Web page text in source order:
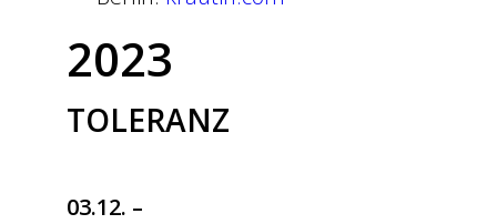
2023
TOLERANZ
03.12. –